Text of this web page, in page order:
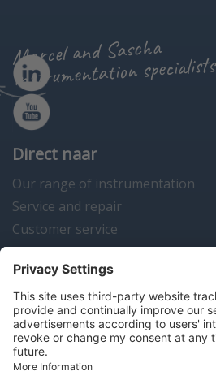
Marcel and Sascha
instrumentation specialists
Direct naar
Our range of instrumentation
Service and repair
Customer service
Instrumentation news
Contact us
Algemene voorwaarden